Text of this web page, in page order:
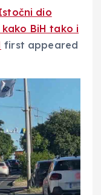
dio
BiH tako i
first appeared